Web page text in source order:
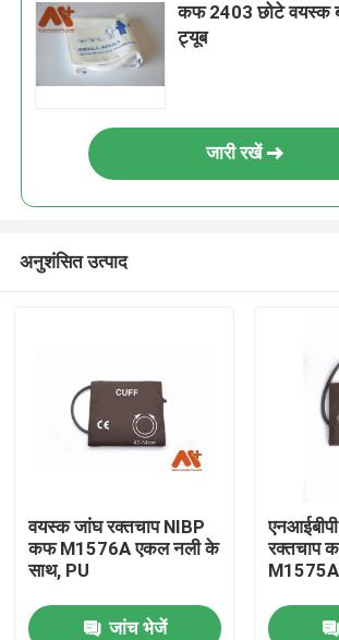
कफ 2403 छोटे वयस्क
ट्यूब
जारी रखें
अनुशंसित उत्पाद
वयस्क जांघ रक्तचाप NIBP
कफ M1576A एकल नली के
साथ, PU
जांच भेजें
रक्तचाप